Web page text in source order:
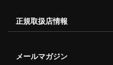
正規取扱店情報
メールマガジン